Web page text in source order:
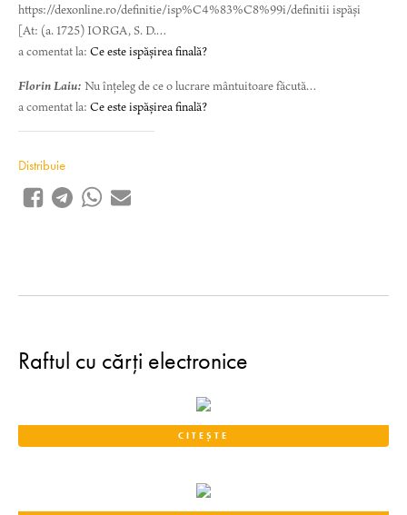
https://dexonline.ro/definitie/isp%C4%83%C8%99i/definitii ispăși
[At: (a. 1725) IORGA, S. D.…
a comentat la: Ce este ispășirea finală?
Florin Laiu: Nu înțeleg de ce o lucrare mântuitoare făcută…
a comentat la: Ce este ispășirea finală?
Distribuie
Raftul cu cărți electronice
CITEȘTE